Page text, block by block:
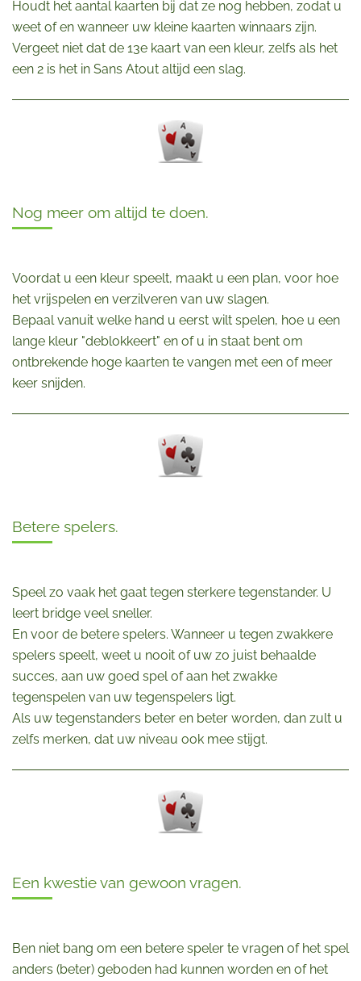
Houdt het aantal kaarten bij dat ze nog hebben, zodat u
weet of en wanneer uw kleine kaarten winnaars zijn.
Vergeet niet dat de 13e kaart van een kleur, zelfs als het
een 2 is het in Sans Atout altijd een slag.
Nog meer om altijd te doen.
Voordat u een kleur speelt, maakt u een plan, voor hoe
het vrijspelen en verzilveren van uw slagen.
Bepaal vanuit welke hand u eerst wilt spelen, hoe u een
lange kleur "deblokkeert" en of u in staat bent om
ontbrekende hoge kaarten te vangen met een of meer
keer snijden.
Betere spelers.
Speel zo vaak het gaat tegen sterkere tegenstander. U
leert bridge veel sneller.
En voor de betere spelers. Wanneer u tegen zwakkere
spelers speelt, weet u nooit of uw zo juist behaalde
succes, aan uw goed spel of aan het zwakke
tegenspelen van uw tegenspelers ligt.
Als uw tegenstanders beter en beter worden, dan zult u
zelfs merken, dat uw niveau ook mee stijgt.
Een kwestie van gewoon vragen.
Ben niet bang om een betere speler te vragen of het spel
anders (beter) geboden had kunnen worden en of het